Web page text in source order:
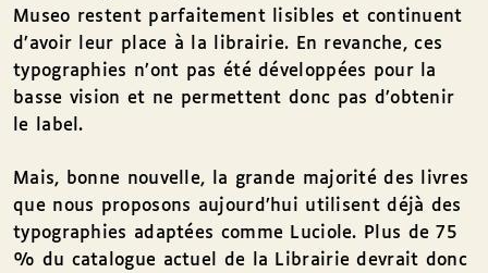
Museo restent parfaitement lisibles et continuent
d’avoir leur place à la librairie. En revanche, ces
typographies n’ont pas été développées pour la
basse vision et ne permettent donc pas d’obtenir
le label.
Mais, bonne nouvelle, la grande majorité des livres
que nous proposons aujourd’hui utilisent déjà des
typographies adaptées comme Luciole. Plus de 75
% du catalogue actuel de la Librairie devrait donc